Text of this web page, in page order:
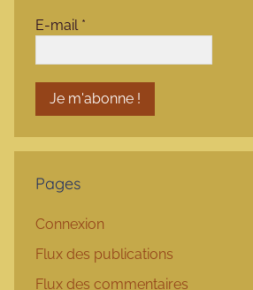
E-mail *
Pages
Connexion
Flux des publications
Flux des commentaires